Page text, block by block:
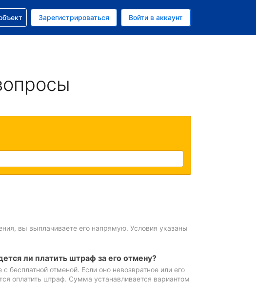
рубль
русском
Зарегистрироваться Войти в аккаунт
вы выплачиваете его напрямую. Условия указаны
ли платить штраф за его отмену?
бесплатной отменой. Если оно невозвратное или его
оплатить штраф. Сумма устанавливается вариантом